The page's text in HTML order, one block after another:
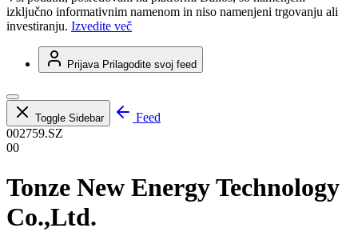
izključno informativnim namenom in niso namenjeni trgovanju ali
investiranju. Izvedite več
Prijava Prilagodite svoj feed
Toggle Sidebar
Feed
002759.SZ
00
Tonze New Energy Technology
Co.,Ltd.